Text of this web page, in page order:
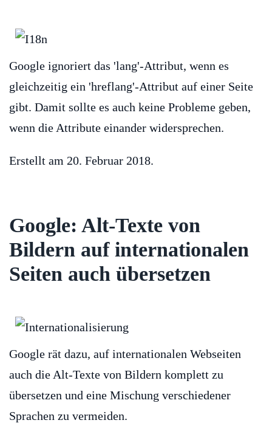
Google ignoriert das 'lang'-Attribut, wenn es
gleichzeitig ein 'hreflang'-Attribut auf einer Seite
gibt. Damit sollte es auch keine Probleme geben,
wenn die Attribute einander widersprechen.
Erstellt am 20. Februar 2018.
Google: Alt-Texte von
Bildern auf internationalen
Seiten auch übersetzen
Google rät dazu, auf internationalen Webseiten
auch die Alt-Texte von Bildern komplett zu
übersetzen und eine Mischung verschiedener
Sprachen zu vermeiden.